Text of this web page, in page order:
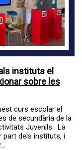
instituts el
sobre les
curs escolar el
de secundària de la
Juvenils . La
part dels instituts, i